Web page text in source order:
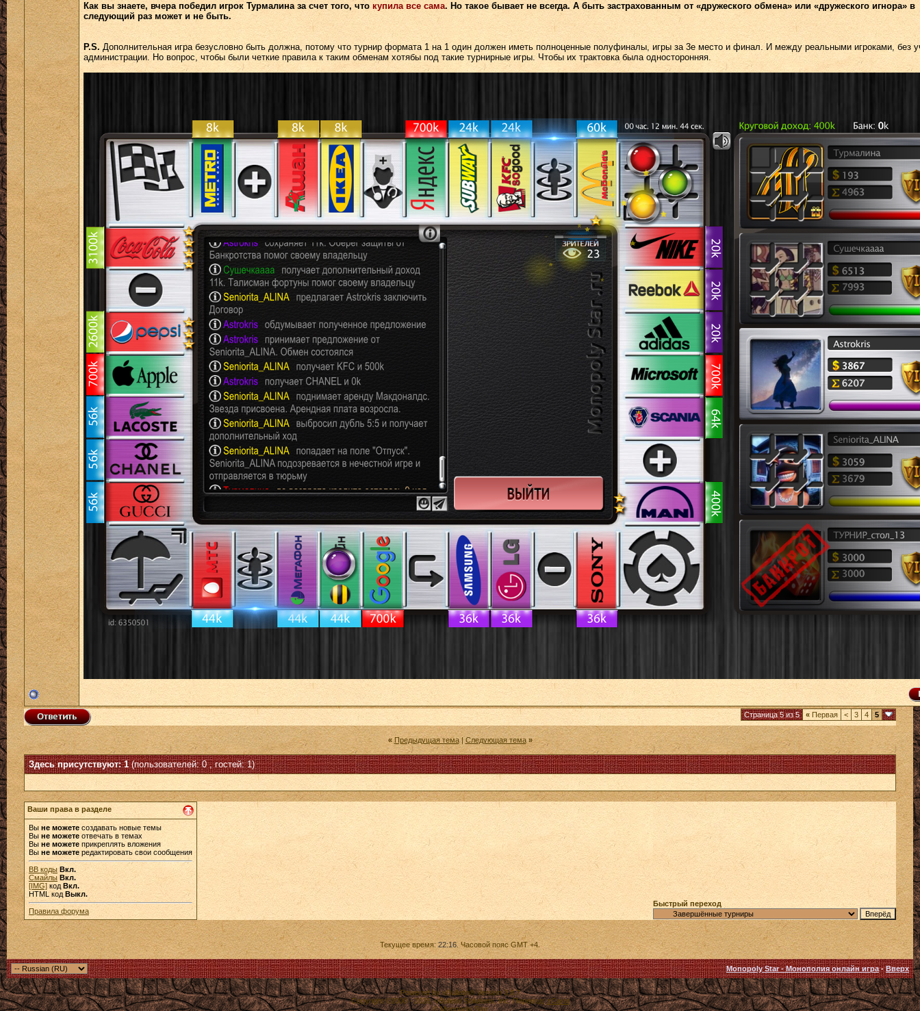
Как вы знаете, вчера победил игрок Турмалина за счет того, что купила все сама. Но такое бывает не всегда. А быть застрахованным от «дружеского обмена» или «дружеского игнора» в
следующий раз может и не быть.
P.S. Дополнительная игра безусловно быть должна, потому что турнир формата 1 на 1 один должен иметь полноценные полуфиналы, игры за 3е место и финал. И между реальными игроками, без
администрации. Но вопрос, чтобы были четкие правила к таким обменам хотябы под такие турнирные игры. Чтобы их трактовка была односторонняя.
Страница 5 из 5 « Первая < 3 4 5
« Предыдущая тема|Следующая тема »
Здесь присутствуют: 1(пользователей: 0 , гостей: 1)
Ваши права в разделе
Вы не можете создавать новые темы
Выне можете отвечать в темах
Выне можете прикреплять вложения
Вы не можетередактировать свои сообщения
BB коды Вкл.
Смайлы Вкл.
[IMG] код Вкл.
HTML код Выкл.
Правила форума
Быстрый переход
Текущее время:22:16. Часовой пояс GMT +4.
Monopoly Star - Монополия онлайн игра-Вверх
Powered by vBulletin® Version 3.8.7
Copyright ©2000 - 2026, vBulletin Solutions, Inc. Перевод:zCarot
© Monopoly Star